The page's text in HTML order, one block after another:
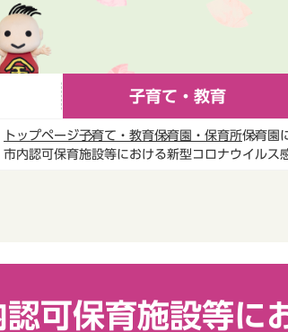
子育て・教育
トップページ子育て・教育保育園・保育所保育園
市内認可保育施設等における新型コロナウイルス
認可保育施設等に